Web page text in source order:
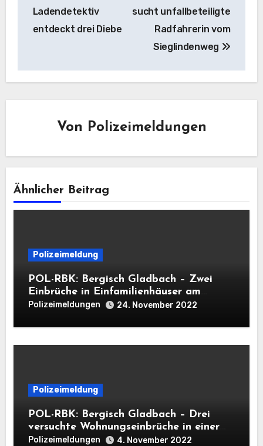
Ladendetektiv
entdeckt drei Diebe
sucht unfallbeteiligte
Radfahrerin vom
Sieglindenweg
Von Polizeimeldungen
Ähnlicher Beitrag
Polizeimeldung
POL-RBK: Bergisch Gladbach – Zwei
Einbrüche in Einfamilienhäuser am
Mittwoch
Polizeimeldungen 24. November 2022
Polizeimeldung
POL-RBK: Bergisch Gladbach – Drei
versuchte Wohnungseinbrüche in einer
Nacht
Polizeimeldungen 4. November 2022